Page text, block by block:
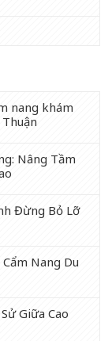
nang khám
Thuận
Nâng Tầm
Đừng Bỏ Lỡ
Nang Du
Giữa Cao